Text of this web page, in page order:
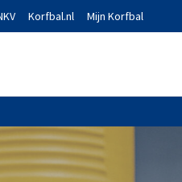
Korfbal.nl Mijn Korfbal